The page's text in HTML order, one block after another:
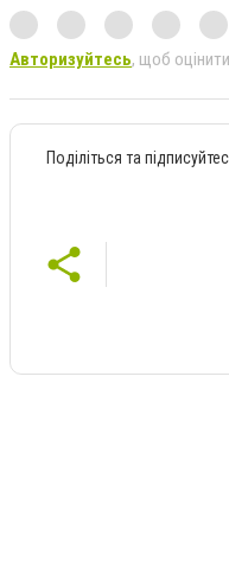
Авторизуйтесь, щоб оцінити
Поділіться та